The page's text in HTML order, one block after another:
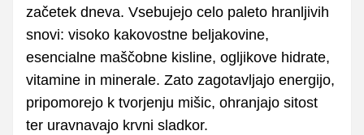
začetek dneva. Vsebujejo celo paleto hranljivih
snovi: visoko kakovostne beljakovine,
esencialne maščobne kisline, ogljikove hidrate,
vitamine in minerale. Zato zagotavljajo energijo,
pripomorejo k tvorjenju mišic, ohranjajo sitost
ter uravnavajo krvni sladkor.